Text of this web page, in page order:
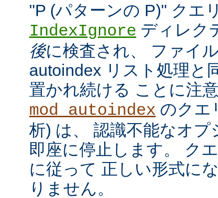
"P (パターンの P)" クエ
IndexIgnore ディレク
後に検査され、 ファイ
autoindex リスト処理と
置かれ続ける ことに注
mod_autoindex のクエ
析) は、 認識不能なオ
即座に停止します。 ク
に従って 正しい形式に
りません。